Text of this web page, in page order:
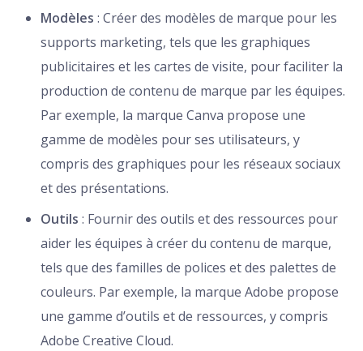
Modèles : Créer des modèles de marque pour les
supports marketing, tels que les graphiques
publicitaires et les cartes de visite, pour faciliter la
production de contenu de marque par les équipes.
Par exemple, la marque Canva propose une
gamme de modèles pour ses utilisateurs, y
compris des graphiques pour les réseaux sociaux
et des présentations.
Outils : Fournir des outils et des ressources pour
aider les équipes à créer du contenu de marque,
tels que des familles de polices et des palettes de
couleurs. Par exemple, la marque Adobe propose
une gamme d’outils et de ressources, y compris
Adobe Creative Cloud.